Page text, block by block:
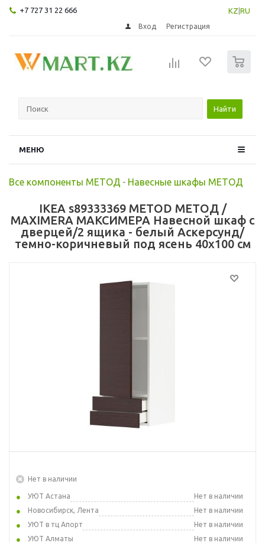
+7 727 31 22 666 KZ RU
Вход Регистрация
Найти
МЕНЮ
Все компоненты МЕТОД - Навесные шкафы МЕТОД
IKEA s89333369 METOD МЕТОД /
MAXIMERA МАКСИМЕРА Навесной шкаф с
дверцей/2 ящика - белый Аскерсунд/
темно-коричневый под ясень 40x100 см
Нет в наличии
УЮТ Астана
Нет в наличии
Новосибирск, Лента
Нет в наличии
УЮТ в тц Апорт
Нет в наличии
УЮТ Алматы
Нет в наличии